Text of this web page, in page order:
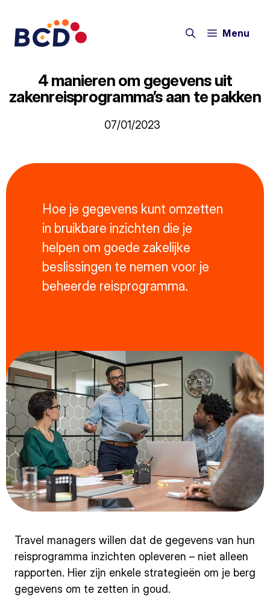
Menu
4 manieren om gegevens uit
zakenreisprogramma’s aan te pakken
07/01/2023
Hoe je gegevens kunt omzetten
in bruikbare inzichten die je
helpen om goede zakelijke
beslissingen te nemen voor je
beheerde reisprogramma.
Travel managers willen dat de gegevens van hun
reisprogramma inzichten opleveren – niet alleen
rapporten. Hier zijn enkele strategieën om je berg
gegevens om te zetten in goud.